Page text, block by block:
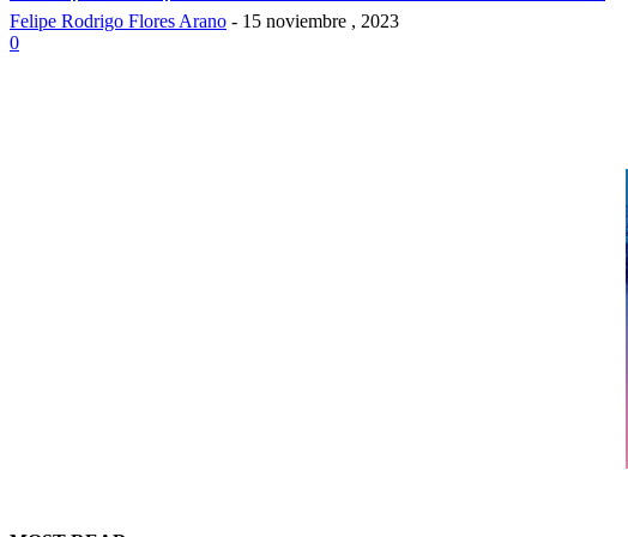
Felipe Rodrigo Flores Arano - 15 noviembre , 2023
0